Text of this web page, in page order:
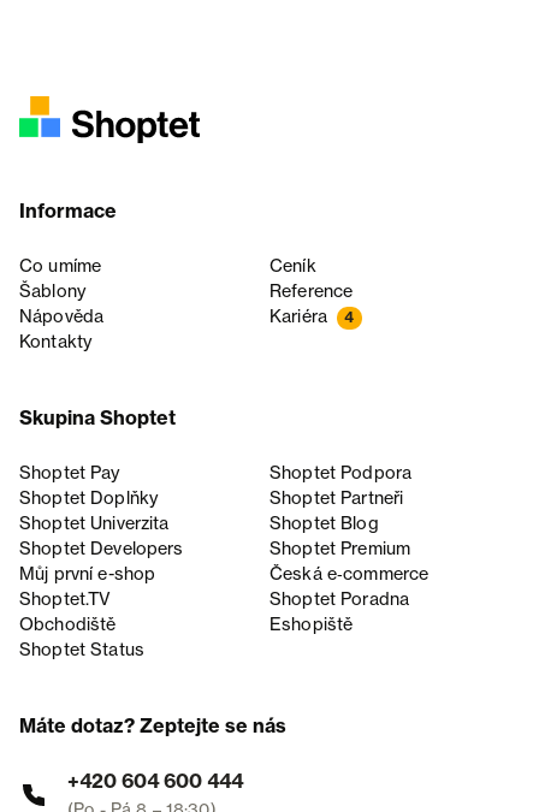
Informace
Co umíme
Ceník
Šablony
Reference
Nápověda
Kariéra 4
Kontakty
Skupina Shoptet
Shoptet Pay
Shoptet Podpora
Shoptet Doplňky
Shoptet Partneři
Shoptet Univerzita
Shoptet Blog
Shoptet Developers
Shoptet Premium
Můj první e-shop
Česká e‑commerce
Shoptet.TV
Shoptet Poradna
Obchodiště
Eshopiště
Shoptet Status
Máte dotaz? Zeptejte se nás
+420 604 600 444